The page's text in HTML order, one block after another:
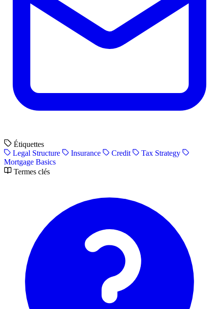
Étiquettes
Legal Structure
Insurance Credit
Tax Strategy
Mortgage Basics
Termes clés